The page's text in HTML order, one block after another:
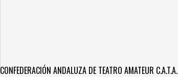
CONFEDERACIÓN ANDALUZA DE TEATRO AMATEUR C.A.T.A.